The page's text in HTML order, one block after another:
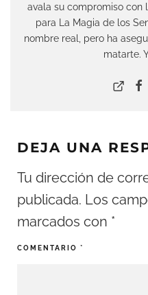
avala su compromiso con
para La Magia de los
nombre real, pero ha
matarte.
DEJA UNA
Tu dirección de
publicada. Los
marcados con *
COMENTARIO *